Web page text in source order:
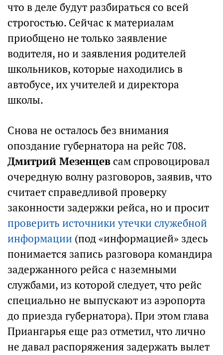
что в деле будут разбираться со всей
строгостью. Сейчас к материалам
приобщено не только заявление
водителя, но и заявления родителей
школьников, которые находились в
автобусе, их учителей и директора
школы.
Снова не осталось без внимания
опоздание губернатора на рейс 708.
Дмитрий Мезенцевсам спровоцировал
очередную волну разговоров, заявив, что
считает справедливой проверку
законности задержки рейса, но и просит
проверить источники утечки служебной
информации (под «информацией» здесь
понимается запись разговора командира
задержанного рейса с наземными
службами, из которой следует, что рейс
специально не выпускают из аэропорта
до приезда губернатора). При этом глава
Приангарья еще раз отметил, что лично
не давал распоряжения задержать вылет